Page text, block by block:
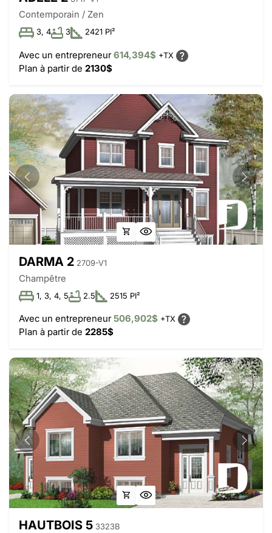
Contemporain / Zen
3, 4 3 2421 PI²
Avec un entrepreneur614,394$ +TX
Plan à partir de 2130$
DARMA 2 2709-V1
Champêtre
1, 3, 4, 5 2.5 2515 PI²
Avec un entrepreneur506,902$ +TX
Plan à partir de 2285$
HAUTBOIS 5 3323B